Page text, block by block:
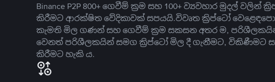
Binance P2P 800+ ගෙවීම් ක්‍රම සහ 100+ ව්‍යවහාර මුදල් වලින්
කිරීමට ආරක්ෂිත වේදිකාවක් සපයයි.විවෘත ක්‍රිප්ටෝ
කැමති මිල ගණන් සහ ගෙවීම් ක්‍රම සකසන අතර ම,
වෙනත් පරිශීලකයින් සමග ක්‍රිප්ටෝ මිල දී ගැනීමට, විකිණීමට
කිරීමට හැකි ය.